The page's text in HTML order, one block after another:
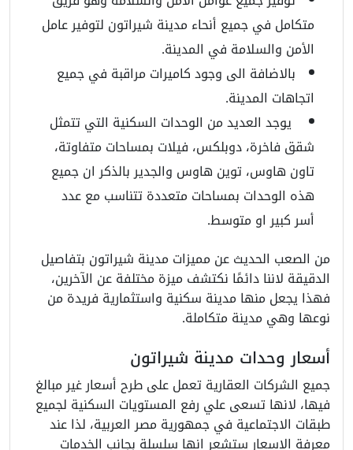
متكامل في جميع أنحاء مدينة شيراتون لتوفير عامل
الأمن والسلامة في المدينة.
بالاضافة الى وجود كاميرات مراقبة في جميع
اتجاهات المدينة.
يوجد العديد من الوحدات السكنية التي تتمثل
شقق فاخرة، دوبلكس، فيلات بمساحات متفاوتة،
تاون هاوس، توين هاوس والجدير بالذكر ان جميع
هذه الوحدات بمساحات متعددة تتناسب مع عدد
أسر كبير او متوسط.
من الصعب الحديث عن مميزات مدينة شيراتون بتفاصيل
الدقيقة لاننا دائمًا نكتشف ميزة مختلفة عن الآخرين،
فهذا يجعل منها مدينة سكنية واستثمارية فريدة من
نوعها وهي مدينة متكاملة.
أسعار وحدات مدينة شيراتون
جميع الشركات العقارية تعمل على طرح أسعار غير مبالغ
فيها، لانها تسعى علي رفع المستويات السكنية لجميع
طبقات الاجتماعية في جمهورية مصر العربية، لذا عند
معرفة الاسعار ستشعر انها سلسلة بجانب الخدمات